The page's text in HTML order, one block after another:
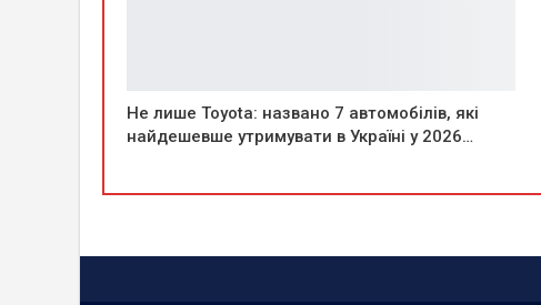
Не лише Toyota: названо 7 автомобілів, які
найдешевше утримувати в Україні у 2026…